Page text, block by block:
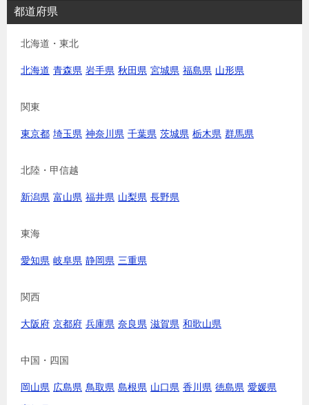
都道府県
北海道・東北
北海道 青森県 岩手県 秋田県 宮城県 福島県 山形県
関東
東京都 埼玉県 神奈川県 千葉県 茨城県 栃木県 群馬県
北陸・甲信越
新潟県 富山県 福井県 山梨県 長野県
東海
愛知県 岐阜県 静岡県 三重県
関西
大阪府 京都府 兵庫県 奈良県 滋賀県 和歌山県
中国・四国
岡山県 広島県 鳥取県 島根県 山口県 香川県 徳島県 愛媛県